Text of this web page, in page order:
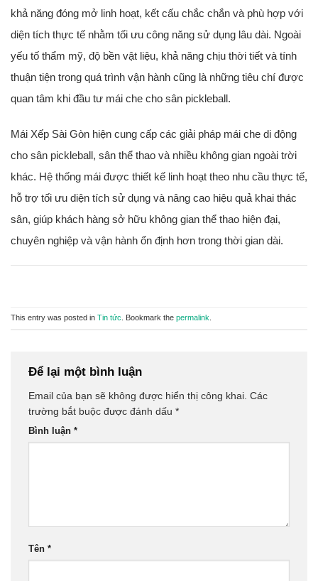
khả năng đóng mở linh hoạt, kết cấu chắc chắn và phù hợp với
diện tích thực tế nhằm tối ưu công năng sử dụng lâu dài. Ngoài
yếu tố thẩm mỹ, độ bền vật liệu, khả năng chịu thời tiết và tính
thuận tiện trong quá trình vận hành cũng là những tiêu chí được
quan tâm khi đầu tư mái che cho sân pickleball.
Mái Xếp Sài Gòn hiện cung cấp các giải pháp mái che di động
cho sân pickleball, sân thể thao và nhiều không gian ngoài trời
khác. Hệ thống mái được thiết kế linh hoạt theo nhu cầu thực tế,
hỗ trợ tối ưu diện tích sử dụng và nâng cao hiệu quả khai thác
sân, giúp khách hàng sở hữu không gian thể thao hiện đại,
chuyên nghiệp và vận hành ổn định hơn trong thời gian dài.
This entry was posted in Tin tức. Bookmark the permalink.
Để lại một bình luận
Email của bạn sẽ không được hiển thị công khai. Các
trường bắt buộc được đánh dấu *
Bình luận *
Tên *